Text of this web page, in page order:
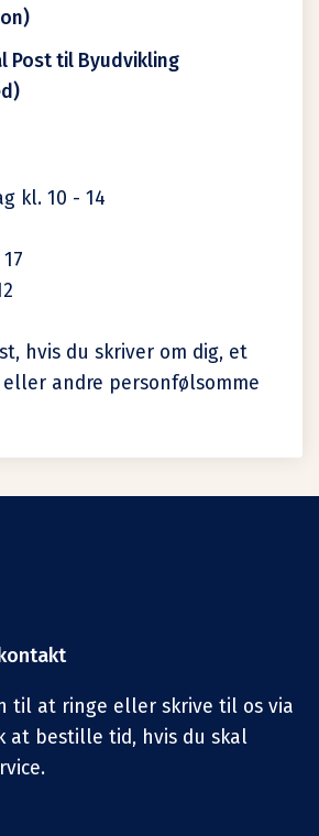
Post til Byudvikling
kl. 10 - 14
hvis du skriver om dig, et
andre personfølsomme
til at ringe eller skrive til os via
at bestille tid, hvis du skal